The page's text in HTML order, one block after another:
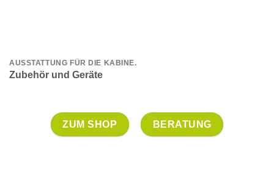
AUSSTATTUNG FÜR DIE KABINE.
Zubehör und Geräte
ZUM SHOP BERATUNG